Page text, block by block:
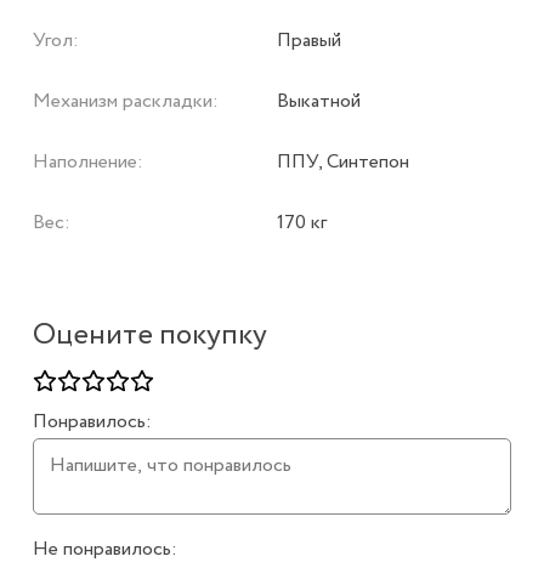
Оцените покупку
Понравилось:
Не понравилось:
Угол: Правый
Механизм раскладки: Выкатной
Наполнение: ППУ, Синтепон
Вес: 170 кг